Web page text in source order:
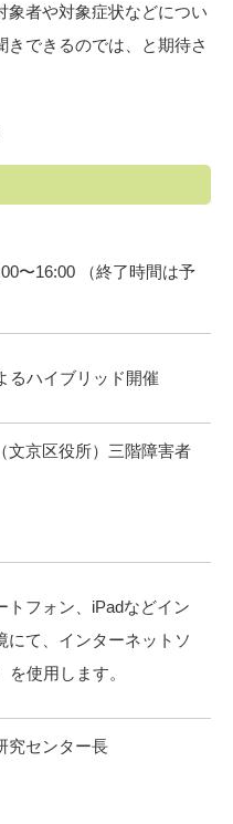
象者や対象症状などについ
できるのでは、と期待さ
〜16:00 （終了時間は予
るハイブリッド開催
文京区役所）三階障害者
トフォン、iPadなどイン
にて、インターネットソ
使用します。
究センター長